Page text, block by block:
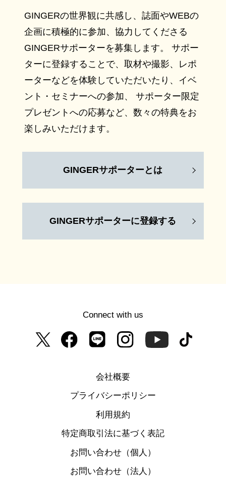
GINGERの世界観に共感し、誌面やWEBの
企画に積極的に参加、協力してくださる
GINGERサポーターを募集します。 サポー
ターに登録することで、取材や撮影、レポ
ーターなどを体験していただいたり、イベ
ント・セミナーへの参加、 サポーター限定
プレゼントへの応募など、数々の特典をお
楽しみいただけます。
GINGERサポーターとは
GINGERサポーターに登録する
Connect with us
会社概要
プライバシーポリシー
利用規約
特定商取引法に基づく表記
お問い合わせ（個人）
お問い合わせ（法人）